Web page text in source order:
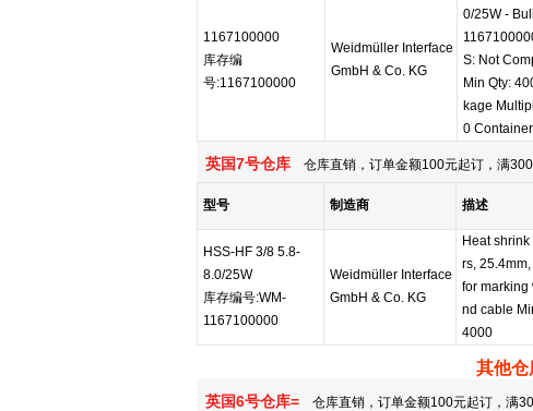
1167100000
库存编
号:1167100000
Weidmüller Interface
GmbH & Co. KG
0/25W -
S: Not
Min Qty:
kage
0
英国7号仓库 仓库直销，订单金额100元起订，满
型号 制造商 描述
HSS-HF 3/8 5.8-
8.0/25W
库存编号:WM-
1167100000
Weidmüller Interface
GmbH & Co. KG
Heat shrink
rs,
for marking
nd cable
4000
其他仓
英国6号仓库= 仓库直销，订单金额100元起订，满